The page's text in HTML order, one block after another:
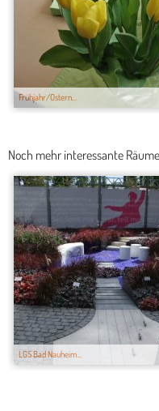
Frühjahr/Ostern...
Noch mehr interessante
LGS Bad Nauheim...